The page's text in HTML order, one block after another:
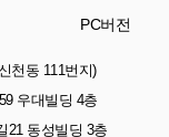
PC버전
천동 111번지)
우대빌딩 4층
21 동성빌딩 3층